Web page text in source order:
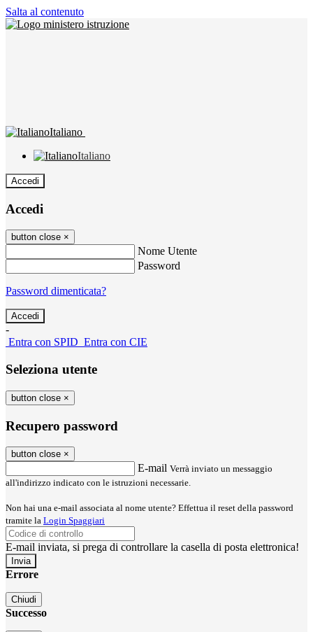
Salta al contenuto
Italiano
Italiano
Accedi
Accedi
button close ×
Nome Utente
Password
Password dimenticata?
-
Entra con SPID Entra con CIE
Seleziona utente
button close ×
Recupero password
button close ×
E-mail Verrà inviato un messaggio
all'indirizzo indicato con le istruzioni necessarie.
Non hai una e-mail associata al nome utente? Effettua il reset della password
tramite la Login Spaggiari
E-mail inviata, si prega di controllare la casella di posta elettronica!
Errore
Chiudi
Successo